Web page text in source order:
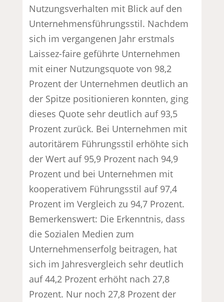
Nutzungsverhalten mit Blick auf den
Unternehmensführungsstil. Nachdem
sich im vergangenen Jahr erstmals
Laissez-faire geführte Unternehmen
mit einer Nutzungsquote von 98,2
Prozent der Unternehmen deutlich an
der Spitze positionieren konnten, ging
dieses Quote sehr deutlich auf 93,5
Prozent zurück. Bei Unternehmen mit
autoritärem Führungsstil erhöhte sich
der Wert auf 95,9 Prozent nach 94,9
Prozent und bei Unternehmen mit
kooperativem Führungsstil auf 97,4
Prozent im Vergleich zu 94,7 Prozent.
Bemerkenswert: Die Erkenntnis, dass
die Sozialen Medien zum
Unternehmenserfolg beitragen, hat
sich im Jahresvergleich sehr deutlich
auf 44,2 Prozent erhöht nach 27,8
Prozent. Nur noch 27,8 Prozent der